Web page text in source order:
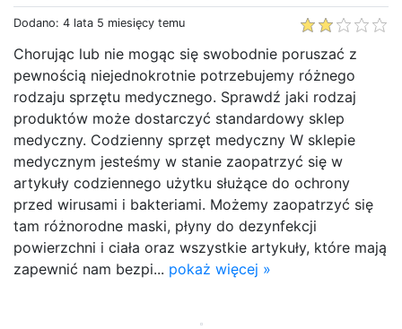
Dodano: 4 lata 5 miesięcy temu
Chorując lub nie mogąc się swobodnie poruszać z
pewnością niejednokrotnie potrzebujemy różnego
rodzaju sprzętu medycznego. Sprawdź jaki rodzaj
produktów może dostarczyć standardowy sklep
medyczny. Codzienny sprzęt medyczny W sklepie
medycznym jesteśmy w stanie zaopatrzyć się w
artykuły codziennego użytku służące do ochrony
przed wirusami i bakteriami. Możemy zaopatrzyć się
tam różnorodne maski, płyny do dezynfekcji
powierzchni i ciała oraz wszystkie artykuły, które mają
zapewnić nam bezpi... pokaż więcej »